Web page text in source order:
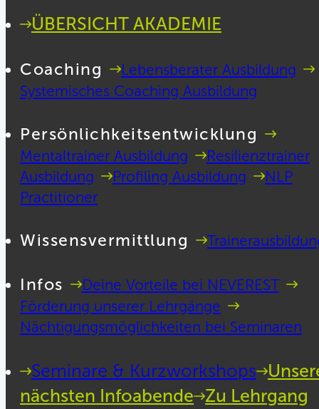
ÜBERSICHT AKADEMIE
Coaching
Lebensberater Ausbildung
Systemisches Coaching Ausbildung
Persönlichkeitsentwicklung
Mentaltrainer Ausbildung
Resilienztrainer
Ausbildung
Profiling Ausbildung
NLP
Practitioner
Wissensvermittlung
Infos
Deine Vorteile bei NEVEREST
Förderung unserer Lehrgänge
Nächtigungsmöglichkeiten bei Seminaren
Seminare & Kurzworkshops
nächsten Infoabende Zu Lehrgang